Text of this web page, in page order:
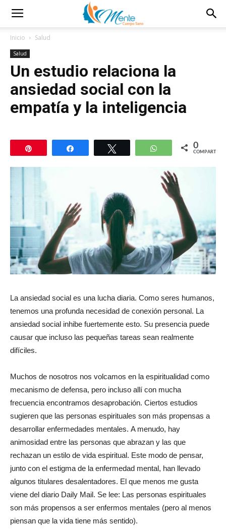
Inicio Salud
Salud
Un estudio relaciona la
ansiedad social con la
empatía y la inteligencia
Compartir WhatsApp
0
COMPARTIR
La ansiedad social es una lucha diaria. Como seres humanos,
tenemos una profunda necesidad de conexión personal. La
ansiedad social inhibe fuertemente esto. Su presencia puede
causar que incluso las pequeñas tareas sean realmente
difíciles.
Muchos de nosotros nos volcamos en la espiritualidad como
mecanismo de defensa, pero incluso allí con mucha
frecuencia encontramos desaprobación. Ciertos estudios
sugieren que las personas espirituales son más propensas a
desarrollar enfermedades mentales. A menudo, hay
animosidad entre las personas que abrazan y las que
rechazan un estilo de vida espiritual. Este modo de pensar,
junto con el estigma de la enfermedad mental, han llevado
algunos titulares desalentadores. El que menos me gusta
viene del diario Daily Mail. Se lee: Las personas espirituales
son más propensos a ser enfermos mentales (pero al menos
piensan que la vida tiene más sentido).